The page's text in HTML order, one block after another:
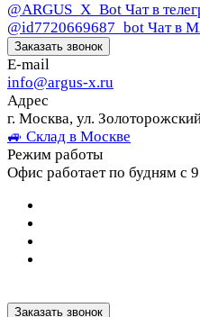
@ARGUS_X_Bot Чат в
@id7720669687_bot Чат в
Заказать звонок
E-mail
info@argus-x.ru
Адрес
г. Москва, ул.
🚙 Склад в Москве
Режим работы
Офис работает по будням с
Заказать звонок